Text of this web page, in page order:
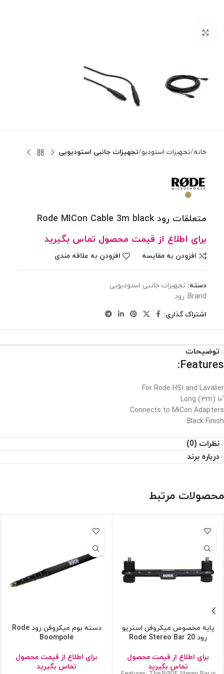
خانه تجهیزات استودیو تجهیزات جانبی استودیویی
متعلقات رود Rode MICon Cable 3m black
برای اطلاع از قیمت محصول تماس بگیرید
افزودن به مقایسه افزودن به علاقه مندی
دسته: تجهیزات جانبی استودیویی
Brand: رود
اشتراک گذاری:
توضیحات
Features:
For Rode HS1 and Lavalier
10′ (3m) Long
Connects to MiCon Adapters
Black Finish
نظرات (0)
درباره برند
محصولات مرتبط
پایه مخصوص میکروفن استریو
رود Rode Stereo Bar 20
برای اطلاع از قیمت محصول
تماس بگیرید
دسته بوم میکروفن رود Rode
Boompole
برای اطلاع از قیمت محصول
تماس بگیرید